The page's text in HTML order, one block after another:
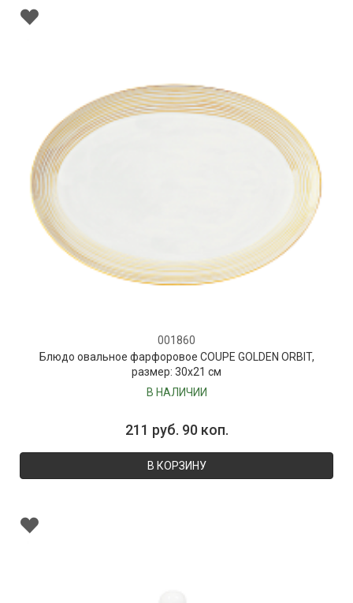
001860
Блюдо овальное фарфоровое COUPE GOLDEN ORBIT,
размер: 30х21 см
В НАЛИЧИИ
211 руб. 90 коп.
В КОРЗИНУ